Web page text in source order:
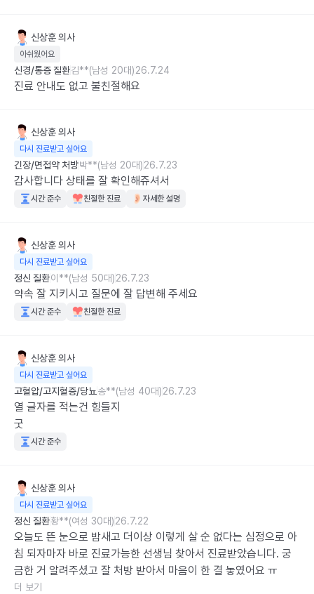
신상훈의사
아쉬웠어요
신경/통증 질환김**(남성 20대)26.7.24
진료 안내도 없고 불친절해요
신상훈의사
다시 진료받고 싶어요
긴장/면접약 처방박**(남성 20대)26.7.23
감사합니다 상태를 잘 확인해쥬셔서
시간 준수 친절한 진료 자세한 설명
신상훈의사
다시 진료받고 싶어요
정신 질환이**(남성 50대)26.7.23
약속 잘 지키시고 질문에 잘 답변해 주세요
시간 준수 친절한 진료
신상훈의사
다시 진료받고 싶어요
고혈압/고지혈증/당뇨송**(남성 40대)26.7.23
열 글자를 적는건 힘들지
굿
시간 준수
신상훈의사
다시 진료받고 싶어요
정신 질환황**(여성 30대)26.7.22
오늘도 뜬 눈으로 밤새고 더이상 이렇게 살 순 없다는 심정으로 아
침 되자마자 바로 진료가능한 선생님 찾아서 진료받았습니다. 궁
금한 거 알려주셨고 잘 처방 받아서 마음이 한 결 놓였어요 ㅠ
더 보기